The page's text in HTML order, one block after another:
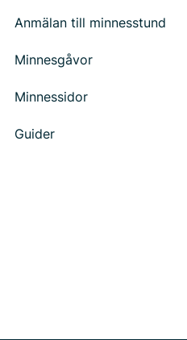
Anmälan till minnesstund
Minnesgåvor
Minnessidor
Guider